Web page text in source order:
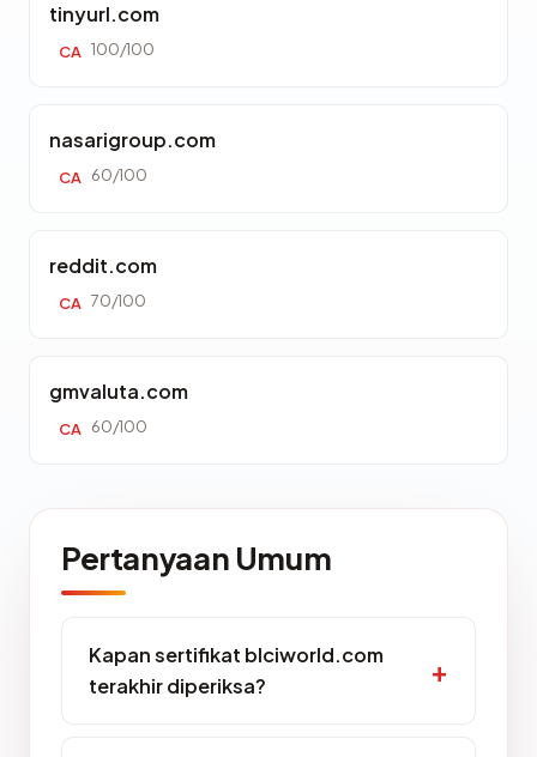
tinyurl.com
CA 100/100
nasarigroup.com
CA 60/100
reddit.com
CA 70/100
gmvaluta.com
CA 60/100
Pertanyaan Umum
Kapan sertifikat blciworld.com
terakhir diperiksa?